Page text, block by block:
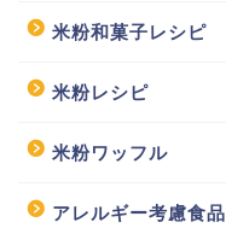
米粉和菓子レシピ
米粉レシピ
米粉ワッフル
アレルギー考慮食品